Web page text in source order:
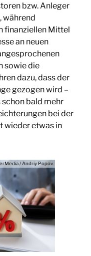
bzw. Anleger
während
finanziellen Mittel
an neuen
sowie die
dazu, dass der
gezogen wird –
schon bald mehr
bei der
wieder etwas in
/ Andriy Popov